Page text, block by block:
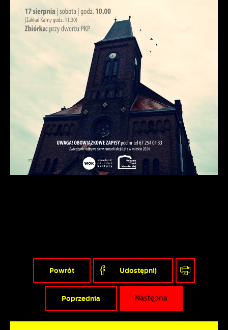
Powrót Udostępnij
Poprzednia Następna